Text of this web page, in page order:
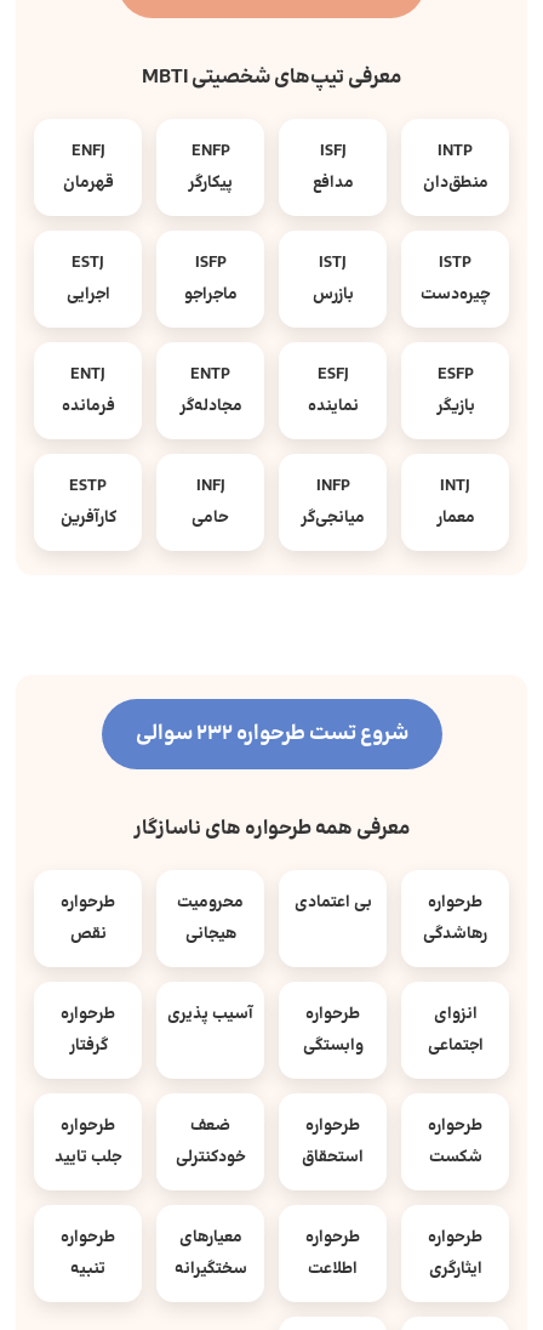
معرفی تیپ‌های شخصیتی MBTI
INTP
منطق‌دان
ISFJ
مدافع
ENFP
پیکارگر
ENFJ
قهرمان
ISTP
چیره‌دست
ISTJ
بازرس
ISFP
ماجراجو
ESTJ
اجرایی
ESFP
بازیگر
ESFJ
نماینده
ENTP
مجادله‌گر
ENTJ
فرمانده
INTJ
معمار
INFP
میانجی‌گر
INFJ
حامی
ESTP
کارآفرین
شروع تست طرحواره 232 سوالی
معرفی همه طرحواره های ناسازگار
طرحواره
رهاشدگی
بی اعتمادی
محرومیت
هیجانی
طرحواره
نقص
انزوای
اجتماعی
طرحواره
وابستگی
آسیب پذیری
طرحواره
گرفتار
طرحواره
شکست
طرحواره
استحقاق
ضعف
خودکنترلی
طرحواره
جلب تایید
طرحواره
ایثارگری
طرحواره
اطلاعت
معیارهای
سختگیرانه
طرحواره
تنبیه